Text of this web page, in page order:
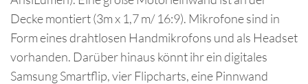
Decke montiert (3m x 1,7 m/ 16:9). Mikrofone sind in
Form eines drahtlosen Handmikrofons und als Headset
vorhanden. Darüber hinaus könnt ihr ein digitales
Samsung Smartflip, vier Flipcharts, eine Pinnwand